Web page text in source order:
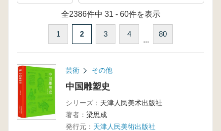
全2386件中 31 - 60件を表示
1 2 3 4
...
80
芸術 その他
中国雕塑史
シリーズ： 天津人民美术出版社
著者： 梁思成
発行元： 天津人民美術出版社